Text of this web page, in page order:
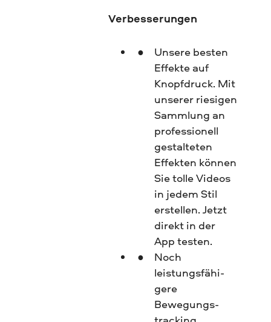
Verbesserungen
Unsere besten
Effekte auf
Knopfdruck. Mit
unserer riesigen
Sammlung an
professionell
gestalteten
Effekten können
Sie tolle Videos
in jedem Stil
erstellen. Jetzt
direkt in der
App testen.
Noch
leistungsfähi­
gere
Bewegungs­